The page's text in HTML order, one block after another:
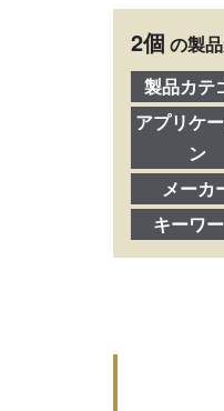
2個 の製
製品カテ
アプリケ
ン
メーカ
キーワ